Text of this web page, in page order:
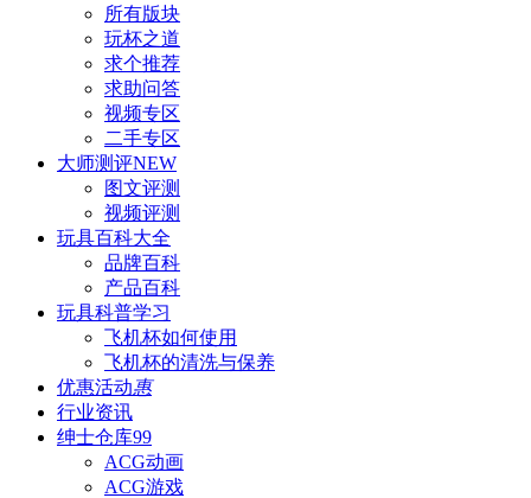
所有版块
玩杯之道
求个推荐
求助问答
视频专区
二手专区
大师测评NEW
图文评测
视频评测
玩具百科大全
品牌百科
产品百科
玩具科普学习
飞机杯如何使用
飞机杯的清洗与保养
优惠活动惠
行业资讯
绅士仓库99
ACG动画
ACG游戏